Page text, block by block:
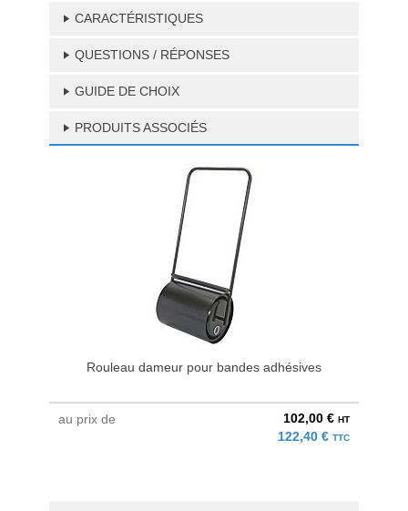
CARACTÉRISTIQUES
QUESTIONS / RÉPONSES
GUIDE DE CHOIX
PRODUITS ASSOCIÉS
Rouleau dameur pour bandes adhésives
au prix de 102,00 € HT
122,40 € TTC